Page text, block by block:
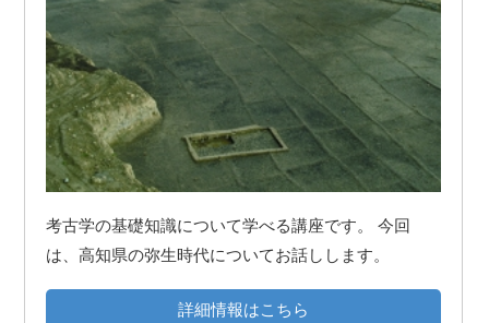
考古学の基礎知識について学べる講座です。 今回
は、高知県の弥生時代についてお話しします。
詳細情報はこちら